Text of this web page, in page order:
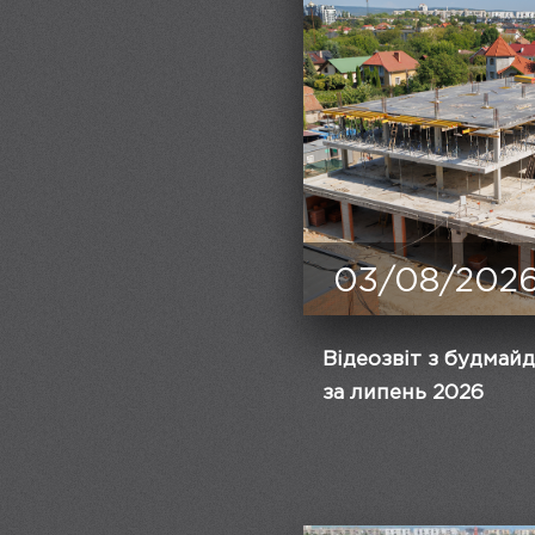
03/08/
Відеозвіт з
за липень 2026